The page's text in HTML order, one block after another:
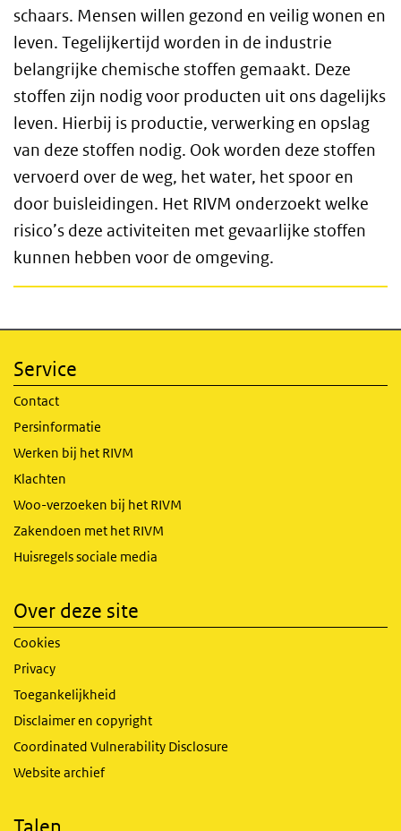
schaars. Mensen willen gezond en veilig wonen en
leven. Tegelijkertijd worden in de industrie
belangrijke chemische stoffen gemaakt. Deze
stoffen zijn nodig voor producten uit ons dagelijks
leven. Hierbij is productie, verwerking en opslag
van deze stoffen nodig. Ook worden deze stoffen
vervoerd over de weg, het water, het spoor en
door buisleidingen. Het RIVM onderzoekt welke
risico’s deze activiteiten met gevaarlijke stoffen
kunnen hebben voor de omgeving.
Service
Contact
Persinformatie
Werken bij het RIVM
Klachten
Woo-verzoeken bij het RIVM
Zakendoen met het RIVM
Huisregels sociale media
Over deze site
Cookies
Privacy
Toegankelijkheid
Disclaimer en copyright
Coordinated Vulnerability Disclosure
Website archief